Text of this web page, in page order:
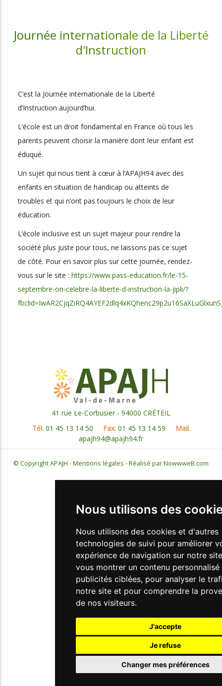
Nous utilisons des
Nous utilisons des cookies et d'autres
technologies de suivi pour améliorer
expérience de navigation sur notre
vous montrer un contenu
publicités ciblées, pour analyser le
notre site et pour comprendre la
de nos visiteurs.
J'accepte
Je refuse
Changer mes préférences
Journée internationale de la Liberté
d'Instruction
C’est la Journée internationale de la Liberté
d’Instruction aujourd’hui.
L’école est un droit fondamental en France où tous les
parents peuvent choisir la manière dont leur enfant est
éduqué.
Un sujet qui nous tient à cœur à l’APAJH94 avec des
enfants en situation de handicap ou atteints de
troubles et qui n’ont pas toujours le choix de leur
éducation.
L’école inclusive est un sujet majeur pour rendre la
société plus juste pour tous, ne laissons pas ce sujet
de côté. Pour en savoir plus sur cette journée, rendez-
vous sur le site : https://www.pass-education.fr/le-15-
septembre-on-celebre-la-liberte-d-instruction-la-jipli/?
41 rue Le-Corbusier - 94000 CRÉTEIL
Tél. 01 45 13 14 50 Fax. 01 45 13 14 59
Mail.
apajh94@apajh94.fr
© Copyright APAJH -Mentions légales - Réalisé parNowwweB.com